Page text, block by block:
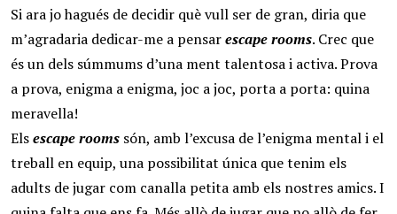
Si ara jo hagués de decidir què vull ser de gran, diria que
m’agradaria dedicar-me a pensarescape rooms. Crec que
és un dels súmmums d’una ment talentosa i activa. Prova
a prova, enigma a enigma, joc a joc, porta a porta: quina
meravella!
Elsescape rooms són, amb l’excusa de l’enigma mental i el
treball en equip, una possibilitat única que tenim els
adults de jugar com canalla petita amb els nostres amics. I